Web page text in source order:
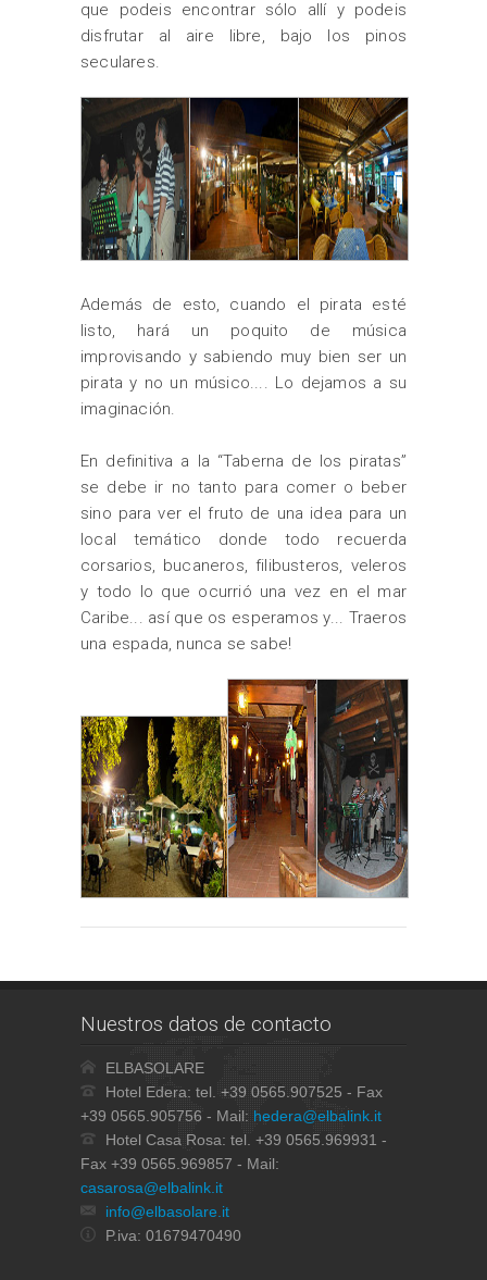
que podeis encontrar sólo allí y podeis
disfrutar al aire libre, bajo los pinos
seculares.
Además de esto, cuando el pirata esté
listo, hará un poquito de música
improvisando y sabiendo muy bien ser un
pirata y no un músico.... Lo dejamos a su
imaginación.
En definitiva a la “Taberna de los piratas”
se debe ir no tanto para comer o beber
sino para ver el fruto de una idea para un
local temático donde todo recuerda
corsarios, bucaneros, filibusteros, veleros
y todo lo que ocurrió una vez en el mar
Caribe... así que os esperamos y... Traeros
una espada, nunca se sabe!
Nuestros datos de contacto
ELBASOLARE
Hotel Edera: tel. +39 0565.907525 - Fax
+39 0565.905756 - Mail: hedera@elbalink.it
Hotel Casa Rosa: tel. +39 0565.969931 -
Fax +39 0565.969857 - Mail:
casarosa@elbalink.it
info@elbasolare.it
P.iva: 01679470490